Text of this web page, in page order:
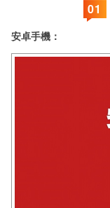
01
安卓手機：